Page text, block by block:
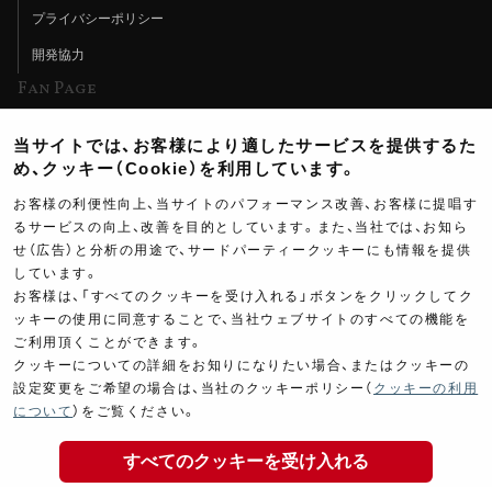
117,000(税込￥128,700)
プライバシーポリシー
開発協力
Fan Page
ヨシムラTV
イベント情報
イベントスケジュール
ツーリングブレイクタイム
製品ポスター
Copyright ©YOSHIMURA JAPAN Co,Ltd. All Rights
当サイトでは、お客様により適したサービスを提供するた
め、クッキー（Cookie）を利用しています。
お客様の利便性向上、当サイトのパフォーマンス改善、お客様に提唱す
るサービスの向上、改善を目的としています。また、当社では、お知ら
せ（広告）と分析の用途で、サードパーティークッキーにも情報を提供
しています。
お客様は、「すべてのクッキーを受け入れる」ボタンをクリックしてク
ッキーの使用に同意することで、当社ウェブサイトのすべての機能を
ご利用頂くことができます。
クッキーについての詳細をお知りになりたい場合、またはクッキーの
設定変更をご希望の場合は、当社のクッキーポリシー（ クッキーの利用
について ）をご覧ください。
すべてのクッキーを受け入れる